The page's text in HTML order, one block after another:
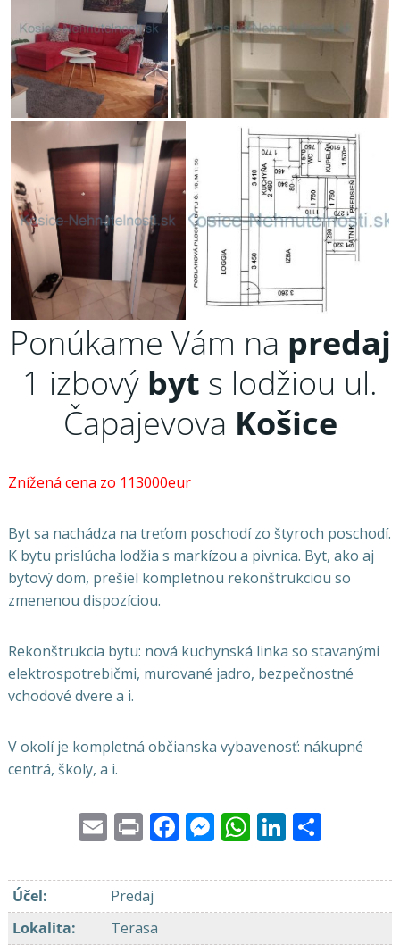
Ponúkame Vám na predaj
1 izbový byt s lodžiou ul.
Čapajevova Košice
Znížená cena zo 113000eur
Byt sa nachádza na treťom poschodí zo štyroch poschodí.
K bytu prislúcha lodžia s markízou a pivnica. Byt, ako aj
bytový dom, prešiel kompletnou rekonštrukciou so
zmenenou dispozíciou.
Rekonštrukcia bytu: nová kuchynská linka so stavanými
elektrospotrebičmi, murované jadro, bezpečnostné
vchodové dvere a i.
V okolí je kompletná občianska vybavenosť: nákupné
centrá, školy, a i.
EmailPrintFacebook
Messenger
WhatsApp
LinkedIn
Účel:
Predaj
Lokalita:
Terasa